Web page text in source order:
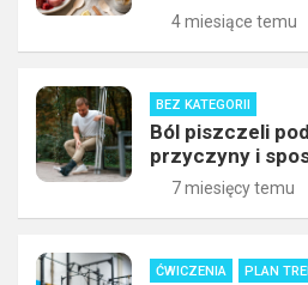
4 miesiące temu
BEZ KATEGORII
Ból piszczeli
przyczyny i
7 miesięcy temu
ĆWICZENIA
PLAN